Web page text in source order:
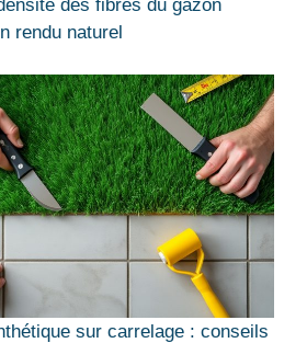
des fibres du gazon
rendu naturel
sur carrelage : conseils